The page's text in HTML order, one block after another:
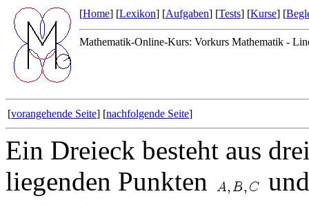
[Home] [Lexikon] [Aufgaben] [Tests] [Kurse] [
Mathematik-Online-Kurs: Vorkurs Mathematik -
[vorangehende Seite] [nachfolgende Seite]
Ein Dreieck besteht aus
liegenden Punkten